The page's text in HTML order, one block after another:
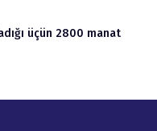
üçün 2800 manat